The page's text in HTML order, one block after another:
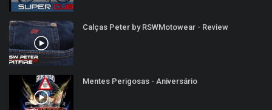
Calças Peter by RSWMotowear - Review
Mentes Perigosas - Aniversário